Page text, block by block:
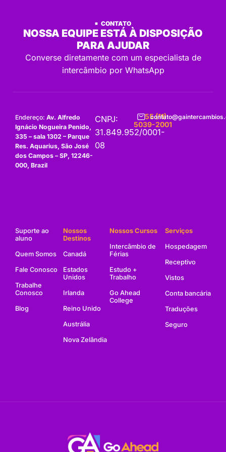
CONTATO
NOSSA EQUIPE ESTÁ À DISPOSIÇÃO
PARA AJUDAR
Converse diretamente com um especialista de
intercâmbio por WhatsApp
Endereço: Av. Alfredo
Ignácio Nogueira Penido,
335 – sala 1302 – Parque
Res. Aquarius, São José
dos Campos – SP, 12246-
000, Brazil
CNPJ:
31.849.952/0001-
08
+55 (11)
5039-2001
Suporte ao
aluno
Quem Somos
Fale Conosco
Trabalhe
Conosco
Blog
Nossos
Destinos
Canadá
Estados
Unidos
Irlanda
Reino Unido
Austrália
Nova Zelândia
Nossos Cursos
Intercâmbio de
Férias
Estudo +
Trabalho
Go Ahead
College
Serviços
Hospedagem
Receptivo
Vistos
Conta bancária
Traduções
Seguro